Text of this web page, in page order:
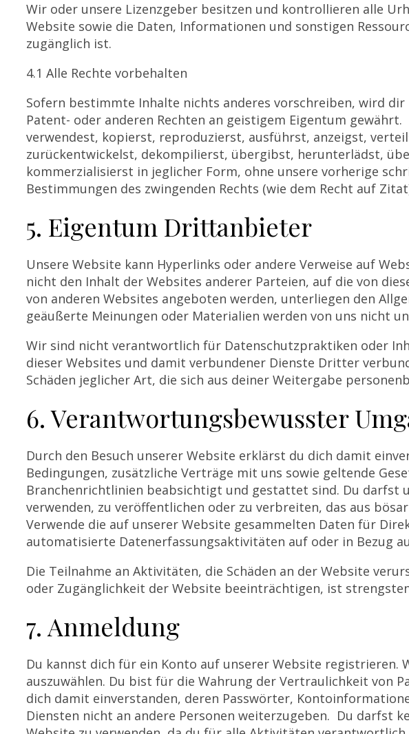
Wir oder unsere Lizenzgeber besitzen und kontrollieren alle
Website sowie die Daten, Informationen und sonstigen
zugänglich ist.
4.1 Alle Rechte vorbehalten
Sofern bestimmte Inhalte nichts anderes vorschreiben, wird
Patent- oder anderen Rechten an geistigem Eigentum
verwendest, kopierst, reproduzierst, ausführst, anzeigst,
zurückentwickelst, dekompilierst, übergibst, herunterlädst,
kommerzialisierst in jeglicher Form, ohne unsere vorherige
Bestimmungen des zwingenden Rechts (wie dem Recht auf
5. Eigentum Drittanbieter
Unsere Website kann Hyperlinks oder andere Verweise auf
nicht den Inhalt der Websites anderer Parteien, auf die von
von anderen Websites angeboten werden, unterliegen den
geäußerte Meinungen oder Materialien werden von uns nicht
Wir sind nicht verantwortlich für Datenschutzpraktiken oder
dieser Websites und damit verbundener Dienste Dritter
Schäden jeglicher Art, die sich aus deiner Weitergabe
6. Verantwortungsbewusster
Durch den Besuch unserer Website erklärst du dich damit
Bedingungen, zusätzliche Verträge mit uns sowie geltende
Branchenrichtlinien beabsichtigt und gestattet sind. Du darfst
verwenden, zu veröffentlichen oder zu verbreiten, das aus
Verwende die auf unserer Website gesammelten Daten für
automatisierte Datenerfassungsaktivitäten auf oder in Bezug
Die Teilnahme an Aktivitäten, die Schäden an der Website
oder Zugänglichkeit der Website beeinträchtigen, ist
7. Anmeldung
Du kannst dich für ein Konto auf unserer Website registrieren.
auszuwählen. Du bist für die Wahrung der Vertraulichkeit
dich damit einverstanden, deren Passwörter,
Diensten nicht an andere Personen weiterzugeben. Du darfst